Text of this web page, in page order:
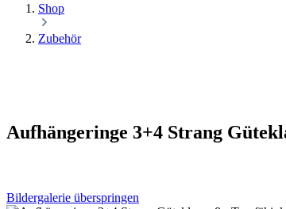
Shop
Zubehör
Aufhängeringe 3+4 Strang
Bildergalerie überspringen